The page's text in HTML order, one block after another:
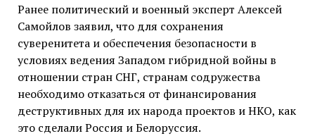
Ранее политический и военный эксперт Алексей
Самойлов заявил, что для сохранения
суверенитета и обеспечения безопасности в
условиях ведения Западом гибридной войны в
отношении стран СНГ, странам содружества
необходимо отказаться от финансирования
деструктивных для их народа проектов и НКО, как
это сделали Россия и Белоруссия.